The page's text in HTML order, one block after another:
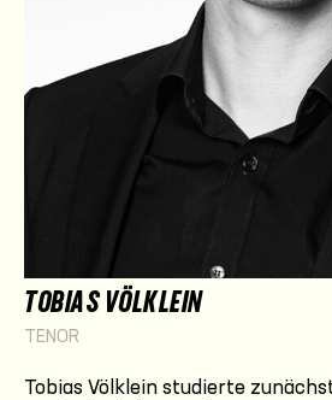
TOBIAS VÖLKLEIN
TENOR
Tobias Völklein studierte